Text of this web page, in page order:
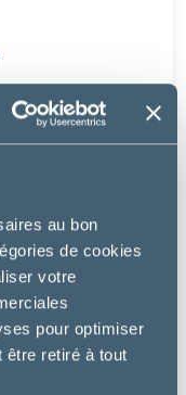
au bon
de cookies
votre
pour optimiser
être retiré à tout